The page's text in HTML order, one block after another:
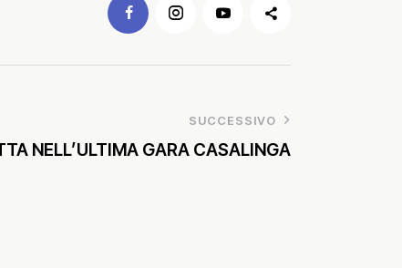
SUCCESSIVO
NELL’ULTIMA GARA CASALINGA